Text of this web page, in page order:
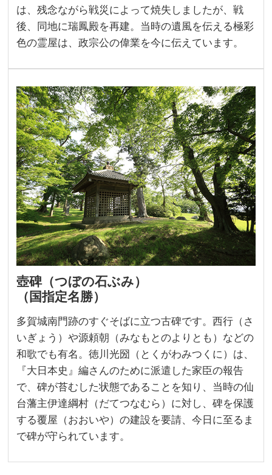
は、残念ながら戦災によって焼失しましたが、戦
後、同地に瑞鳳殿を再建。当時の遺風を伝える極彩
色の霊屋は、政宗公の偉業を今に伝えています。
壺碑（つぼの石ぶみ）
（国指定名勝）
多賀城南門跡のすぐそばに立つ古碑です。西行（さ
いぎょう）や源頼朝（みなもとのよりとも）などの
和歌でも有名。徳川光圀（とくがわみつくに）は、
『大日本史』編さんのために派遣した家臣の報告
で、碑が苔むした状態であることを知り、当時の仙
台藩主伊達綱村（だてつなむら）に対し、碑を保護
する覆屋（おおいや）の建設を要請、今日に至るま
で碑が守られています。